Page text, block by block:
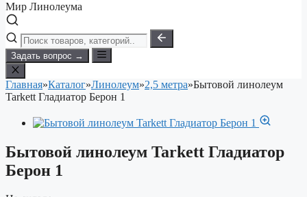
Мир Линолеума
Задать вопрос →
Главная»Каталог»Линолеум»2,5 метра»Бытовой линолеум
Tarkett Гладиатор Берон 1
Бытовой линолеум Tarkett Гладиатор
Берон 1